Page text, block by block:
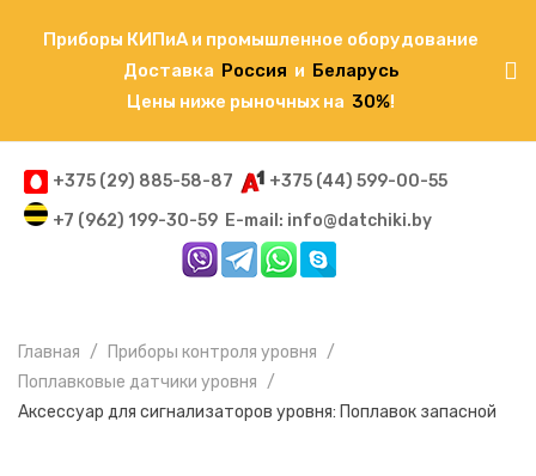
Приборы КИПиА и промышленное оборудование
Доставка Россия и Беларусь
Цены ниже рыночных на 30%!
+375 (29) 885-58-87
+375 (44) 599-00-55
+7 (962) 199-30-59 E-mail: info@datchiki.by
Главная
Приборы контроля уровня
Поплавковые датчики уровня
Аксессуар для сигнализаторов уровня: Поплавок запасной